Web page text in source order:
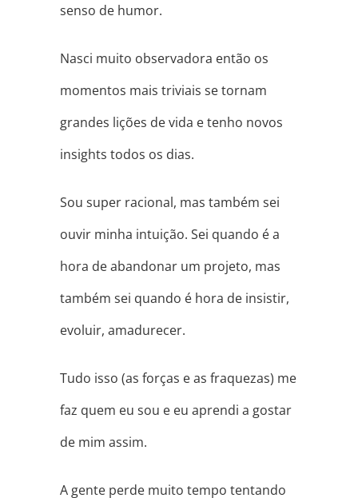
senso de humor.
Nasci muito observadora então os
momentos mais triviais se tornam
grandes lições de vida e tenho novos
insights todos os dias.
Sou super racional, mas também sei
ouvir minha intuição. Sei quando é a
hora de abandonar um projeto, mas
também sei quando é hora de insistir,
evoluir, amadurecer.
Tudo isso (as forças e as fraquezas) me
faz quem eu sou e eu aprendi a gostar
de mim assim.
A gente perde muito tempo tentando